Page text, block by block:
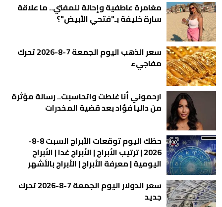
مغامرة عاطفية وإحالة للمفتي.. ما علاقة
سارة خليفة بـ"فتحي الأبيض"؟
سعر الذهب اليوم الجمعة 7-8-2026 تحرك
مفاجيء
ارحموني أنا غلطت واتحاسبت.. رسالة مؤثرة
من داليا فؤاد بعد قضية المخدرات
حظك اليوم توقعات الأبراج السبت 8-8-
2026 | ترتيب الأبراج | الأبراج غدا | الأبراج
اليومية | معرفة الأبراج | الأبراج بالأشهر
سعر الدولار اليوم الجمعة 7-8-2026 تحرك
جديد